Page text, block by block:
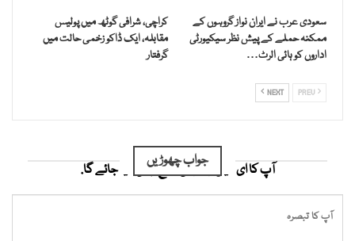
سعودی عرب نے ایران نواز گروہوں کے
ممکنہ حملے کے پیش نظر سیکیورٹی
اداروں کو ہائی الرٹ…
کراچی، شرافی گوٹھ میں پولیس
مقابلہ، ایک ڈاکو زخمی حالت میں
گرفتار
NEXT
جواب چھوڑیں
آپ کا ای میل ایڈریس شائع نہیں کیا جائے گا.